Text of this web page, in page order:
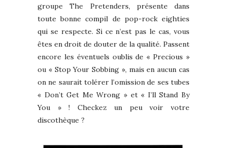
groupe The Pretenders, présente dans
toute bonne compil de pop-rock eighties
qui se respecte. Si ce n’est pas le cas, vous
êtes en droit de douter de la qualité. Passent
encore les éventuels oublis de « Precious »
ou « Stop Your Sobbing », mais en aucun cas
on ne saurait tolérer l’omission de ses tubes
« Don’t Get Me Wrong » et « I’ll Stand By
You » ! Checkez un peu voir votre
discothèque ?